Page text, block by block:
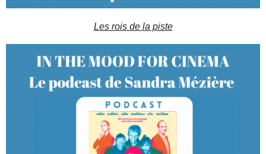
Les rois de la piste